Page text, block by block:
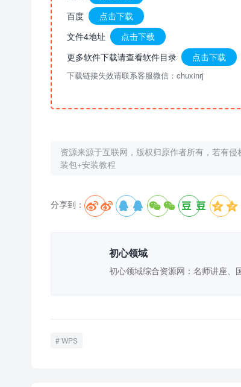
百度
点击下载
文件4地址
点击下载
更多软件下载请查看软件目录
点击下载
下载链接失效请联系客服微信：chuxinrj
资源来源于互联网，版权归原作者所有，若有侵
装包+安装教程
分享到：     
初心领域
初心领域综合资源网：名师讲座、
WPS